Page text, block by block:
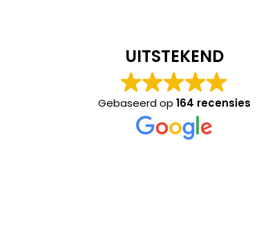
UITSTEKEND
Gebaseerd op 164 recensies